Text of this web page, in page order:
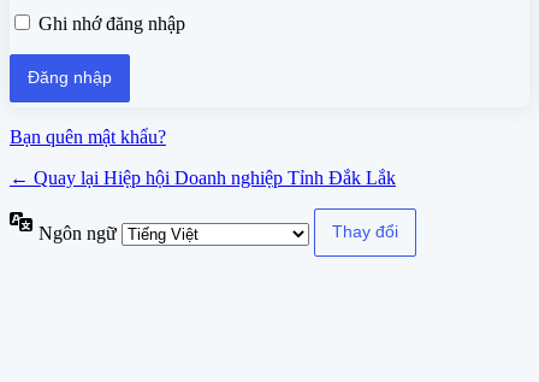
Ghi nhớ đăng nhập
Bạn quên mật khẩu?
← Quay lại Hiệp hội Doanh nghiệp Tỉnh Đắk Lắk
Ngôn ngữ